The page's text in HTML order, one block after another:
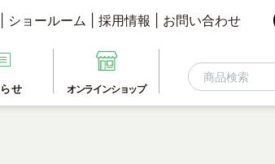
ショールーム 採用情報 お問い合わせ
せ オンラインショップ